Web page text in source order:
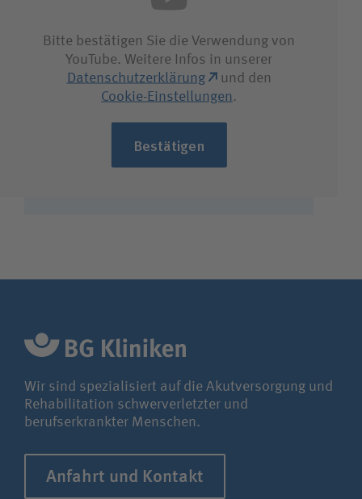
Bewerberin / Bewerber
Journalistin / Journalist
Bitte bestätigen Sie die Verwendung von
YouTube. Weitere Infos in unserer
Datenschutzerklärung
und den
Cookie-Einstellungen .
Bestätigen
Wir sind spezialisiert auf die Akutversorgung und
Rehabilitation schwerverletzter und
berufserkrankter Menschen.
Anfahrt und Kontakt